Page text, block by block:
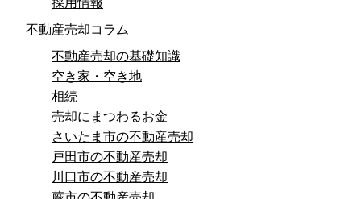
不動産売却コラム
不動産売却の基礎知識
空き家・空き地
相続
売却にまつわるお金
さいたま市の不動産売却
戸田市の不動産売却
川口市の不動産売却